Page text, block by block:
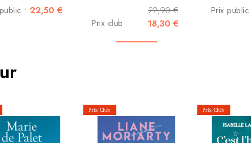
: 22,50 € 22,90 €
Prix club : 18,30 €
Prix public